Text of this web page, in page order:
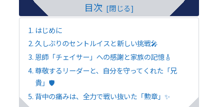
目次
はじめに
久しぶりのセントルイスと新しい挑戦🎤
恩師「チェイサー」への感謝と家族の記憶🎸
尊敬するリーダーと、自分を守ってくれた「兄
貴」🛡️
背中の痛みは、全力で戦い抜いた「勲章」✨